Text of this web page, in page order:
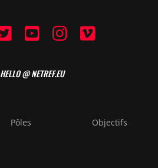
HELLO @ NETREF.EU
Pôles Objectifs